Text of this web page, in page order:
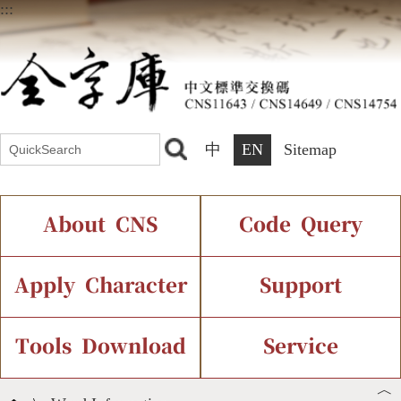
:::
中 EN Sitemap
About CNS
Introduction Current Status
Chinese Code Status
Code Query
IDS Query
Components Query
Apply Character
Application Process
Support
Font Instant Display
Tools Download Service
︿